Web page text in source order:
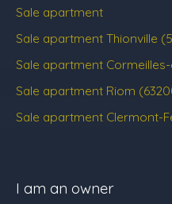
Sale apartment
Sale apartment Thionville
Sale apartment
Sale apartment Riom
Sale apartment Clermont-
I am an owner